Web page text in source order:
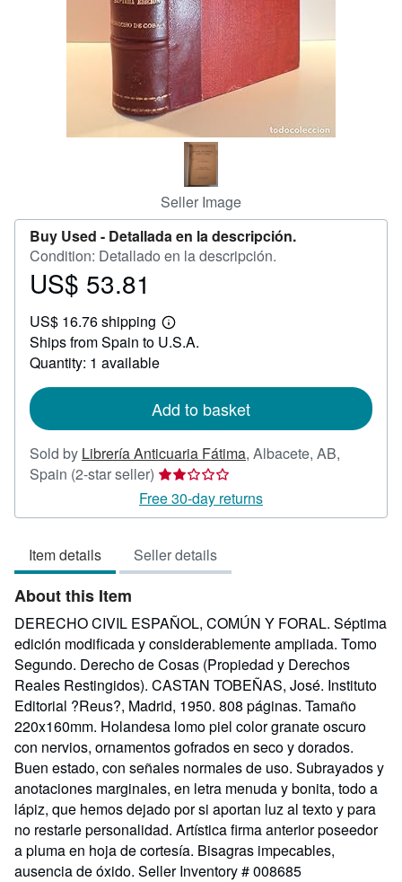
Seller Image
Buy Used - Detallada en la descripción.
Condition: Detallado en la descripción.
Price
53.81
US$ 53.81
US$ 16.76 shipping
Learn
more
Ships from Spain to U.S.A.
Quantity: 1 available
Add to basket
Sold by Librería Anticuaria Fátima, Albacete, AB,
Spain (2-star seller) Seller
rating
2
of
5
Free 30-day returns
Item details Seller details
About this Item
DERECHO CIVIL ESPAÑOL, COMÚN Y FORAL. Séptima
edición modificada y considerablemente ampliada. Tomo
Segundo. Derecho de Cosas (Propiedad y Derechos
Reales Restingidos). CASTAN TOBEÑAS, José. Instituto
Editorial ?Reus?, Madrid, 1950. 808 páginas. Tamaño
220x160mm. Holandesa lomo piel color granate oscuro
con nervios, ornamentos gofrados en seco y dorados.
Buen estado, con señales normales de uso. Subrayados y
anotaciones marginales, en letra menuda y bonita, todo a
lápiz, que hemos dejado por si aportan luz al texto y para
no restarle personalidad. Artística firma anterior poseedor
a pluma en hoja de cortesía. Bisagras impecables,
ausencia de óxido. Seller Inventory # 008685